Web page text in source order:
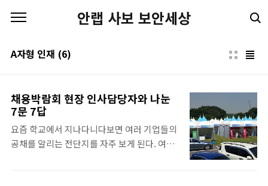
안랩 사보 보안세상
A자형 인재 (6)
채용박람회 현장 인사담당자와 나눈
7문 7답
요즘 학교에서 지나다니다보면 여러 기업들의
공채를 알리는 전단지를 자주 보게 된다. 여러